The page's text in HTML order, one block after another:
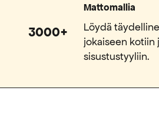
3000+
Mattomallia
Löydä
jokaiseen kotiin
sisustustyyliin.